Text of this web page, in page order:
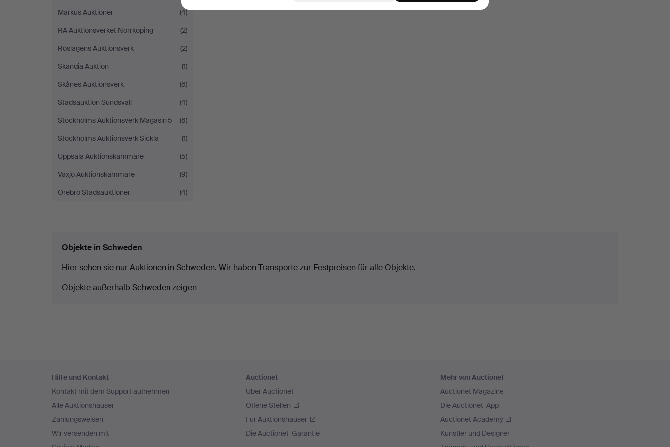
Markus Auktioner
(4)
RA Auktionsverket Norrköping
(2)
Roslagens Auktionsverk
(2)
Skandia Auktion
(1)
Skånes Auktionsverk
(6)
Stadsauktion Sundsvall
(4)
Stockholms Auktionsverk Magasin 5
(6)
Stockholms Auktionsverk Sickla
(1)
Uppsala Auktionskammare
(5)
Växjö Auktionskammare
(9)
Örebro Stadsauktioner
(4)
Objekte in Schweden
Hier sehen sie nur Auktionen in Schweden. Wir haben Transporte zur Festpreisen für alle Objekte.
Objekte außerhalb Schweden zeigen
Navigation
Hilfe und Kontakt
Kontakt mit dem Support aufnehmen
Alle Auktionshäuser
Zahlungsweisen
Wir versenden mit
Auctionet
Über Auctionet
Offene Stellen
Für Auktionshäuser
Die Auctionet-Garantie
Mehr von Auctionet
Auctionet Magazine
Die Auctionet-App
Auctionet Academy
Künstler und Designer